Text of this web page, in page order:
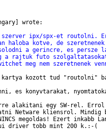
wrote:
szerver ipx/spx-et routolni.
haloba kotve, de szeretnenek
a gerincre, es persze
a rajtuk futo
meg nem szeretnenek
kartya kozott tud "routolni"
es konyvtarakat,
alakitani egy SW-rel. Errol
Netware kliensrol. Mindig
megoldas! Ezert inkabb
driver tobb mint 200 k.:-(